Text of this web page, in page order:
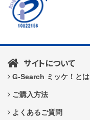
サイトについて
G-Search ミッケ！とは
ご購入方法
よくあるご質問